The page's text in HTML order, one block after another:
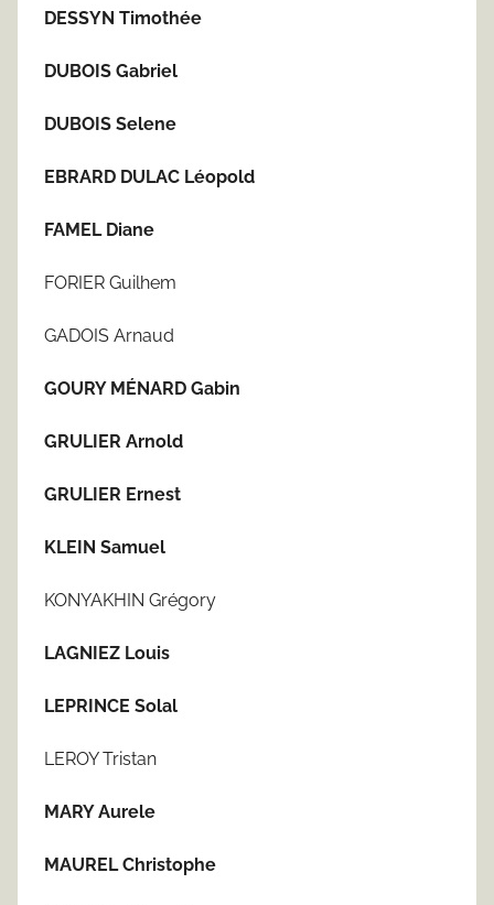
DESSYN Timothée
DUBOIS Gabriel
DUBOIS Selene
EBRARD DULAC Léopold
FAMEL Diane
FORIER Guilhem
GADOIS Arnaud
GOURY MÉNARD Gabin
GRULIER Arnold
GRULIER Ernest
KLEIN Samuel
KONYAKHIN Grégory
LAGNIEZ Louis
LEPRINCE Solal
LEROY Tristan
MARY Aurele
MAUREL Christophe